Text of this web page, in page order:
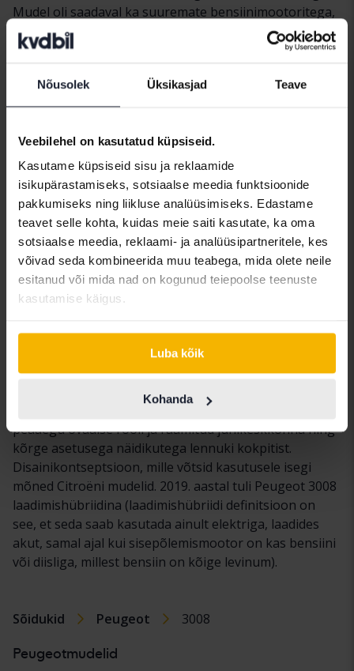
Nõusolek Üksikasjad Teave
Veebilehel on kasutatud küpsiseid.
Kasutame küpsiseid sisu ja reklaamide
isikupärastamiseks, sotsiaalse meedia funktsioonide
pakkumiseks ning liikluse analüüsimiseks. Edastame
teavet selle kohta, kuidas meie saiti kasutate, ka oma
sotsiaalse meedia, reklaami- ja analüüsipartneritele, kes
võivad seda kombineerida muu teabega, mida olete neile
esitanud või mida nad on kogunud teiepoolse teenuste
kasutamise käigus.
Luba kõik
Kohanda
Mudel oli saadaval ka suuremate bensiinimootoritega,
aga ka ökonoomse 1,6-liitrise diiselmootoriga.
Mõnevõrra hilisemas elutsüklis võeti kasutusele ka
hübriidajam (Skandinaavia turgudel ebatavaline) 2-
liitrise diiselmootori ja abistava elektrimootoriga ning
hübriidauto. Teine põlvkond 3008 toodi turule 2016.
aastal ja oli välimuselt väga erinev eelkäijast. Läinud oli
hübriidmootor (esialgu) ja selle asemel pakuti 1,2-
liitrist kolmesilindrilist bensiinimootorit kui kõige
kuluefektiivsemat ja keskkonnateadlikumat valikut.
Sellel mootoril on 130 hobujõudu, mis võib
linnamaasturi jaoks tunduda vähe, kuid nagu paljudel
teistel autotootjatel, on silindrite mahtu nüüd
vähendatud, et saavutada parem kütusekulu ja
Kadus ka termin "crossover" ja Peugeot 3008 2016.
aasta mudelist on suure kliirensi ning suuremate sise-
ja välismõõtmetega linnamaastur. Mudeli uus oli ka
Peugeot nn "i-cockpit", mille paigutus on inspireeritud
peaaegu ovaalse rooli ja raamitud juhikeskkonna ning
kõrge asetusega näidikutega lennuki kokpitist.
Disainikontseptsioon, mille võtsid kasutusele isegi
mõned Citroëni mudelid. 2019. aastal tuli Peugeot 3008
laadimishübriidina (laadimishübriidi definitsioon on
see, et seda saab kasutada ainult elektriga, laadides
akut, samal ajal kui sisepõlemismootor on kas bensiini
või diisliga, millest bensiin on kõige levinum).
Sõidukid Peugeot 3008
Peugeotmudelid